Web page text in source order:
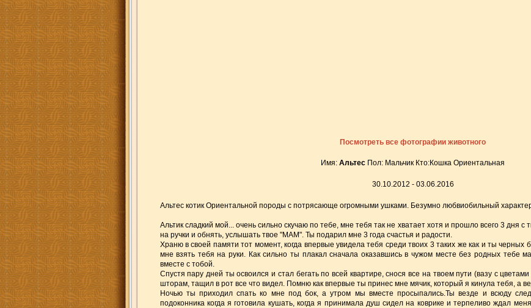
Посмотреть все фотографии животного
Имя: Альтес Пол: Мальчик Кто:Кошка Ориентальная
30.10.2012 - 03.06.2016
Альтес котик Ориентальной породы с потрясающе огромными ушками. Безумно любвиобильный
Альтик сладкий мой... очень сильно скучаю по тебе, мне тебя так не хватает хотя и прошло всего 3 дня с
на ручки и обнять, услышать твое "МАМ". Ты подарил мне 3 года счастья и радости.
Храню в своей памяти тот момент, когда впервые увидела тебя среди твоих 3 таких же как и ты черных
мне взять тебя на руки. Как сильно ты плакал сначала оказавшись в чужом месте без родных тебе
вместе с тобой.
Спустя пару дней ты освоился и стал бегать по всей квартире, снося все на твоем пути (вазу с
шторам, тащил в рот все что видел. Помню как впервые ты принес мне мячик, который я кинула тебя, а
Ночью ты приходил спать ко мне под бок, а утром мы вместе просыпались.Ты везде и всюду
подоконника когда я готовила кушать, когда я принимала душ сидел на коврике и терпеливо ждал